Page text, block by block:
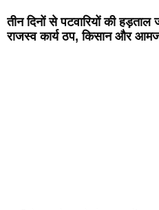
तीन दिनों से पटवारियों की हड़ताल
राजस्व कार्य ठप, किसान और